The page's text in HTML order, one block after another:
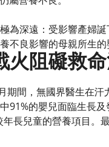
為深遠：受影響產婦
不良影響的母親所生
火阻礙救
期間，無國界醫生在
91%的嬰兒面臨生長
長兒童的營養項目。